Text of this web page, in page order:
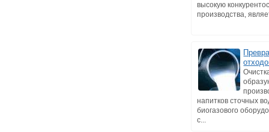
высокую
производства,
напитков сточных
биогазового
с...